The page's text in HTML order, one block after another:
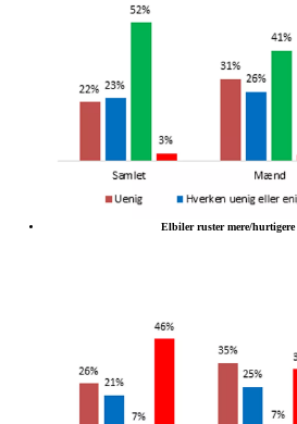
Elbiler ruster mere/